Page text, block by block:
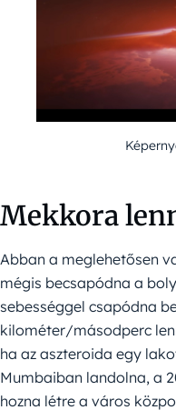
Mekkora
Abban a meglehetősen
mégis becsapódna a
sebességgel csapódna
kilométer/másodperc
ha az aszteroida egy
Mumbaiban landolna, a
hozna létre a város